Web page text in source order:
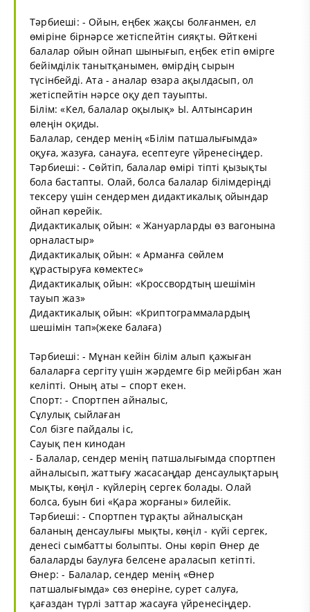
Тәрбиеші: - Ойын, еңбек жақсы болғанмен, ел
өміріне бірнәрсе жетіспейтін сияқты. Өйткені
балалар ойын ойнап шынығып, еңбек етіп өмірге
бейімділік танытқанымен, өмірдің сырын
түсінбейді. Ата - аналар өзара ақылдасып, ол
жетіспейтін нәрсе оқу деп тауыпты.
Білім: «Кел, балалар оқылық» Ы. Алтынсарин
өлеңін оқиды.
Балалар, сендер менің «Білім патшалығымда»
оқуға, жазуға, санауға, есептеуге үйренесіңдер.
Тәрбиеші: - Сөйтіп, балалар өмірі тіпті қызықты
бола бастапты. Олай, болса балалар білімдеріңді
тексеру үшін сендермен дидактикалық ойындар
ойнап көрейік.
Дидактикалық ойын: « Жануарларды өз вагонына
орналастыр»
Дидактикалық ойын: « Арманға сөйлем
құрастыруға көмектес»
Дидактикалық ойын: «Кроссвордтың шешімін
тауып жаз»
Дидактикалық ойын: «Криптограммалардың
шешімін тап»(жеке балаға)
Тәрбиеші: - Мұнан кейін білім алып қажыған
балаларға сергіту үшін жәрдемге бір мейірбан жан
келіпті. Оның аты – спорт екен.
Спорт: - Спортпен айналыс,
Сұлулық сыйлаған
Сол бізге пайдалы іс,
Сауық пен кинодан
- Балалар, сендер менің патшалығымда спортпен
айналысып, жаттығу жасасаңдар денсаулықтарың
мықты, көңіл - күйлерің сергек болады. Олай
болса, буын биі «Қара жорғаны» билейік.
Тәрбиеші: - Спортпен тұрақты айналысқан
баланың денсаулығы мықты, көңіл - күйі сергек,
денесі сымбатты болыпты. Оны көріп Өнер де
балаларды баулуға белсене араласып кетіпті.
Өнер: - Балалар, сендер менің «Өнер
патшалығымда» сөз өнеріне, сурет салуға,
қағаздан түрлі заттар жасауға үйренесіңдер.